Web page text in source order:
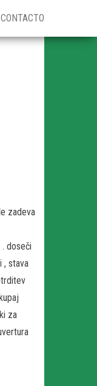
CONTACTO
zadeva
doseči
, stava
za